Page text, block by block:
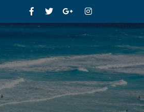
FacebookTwitterGoogle+Instagram